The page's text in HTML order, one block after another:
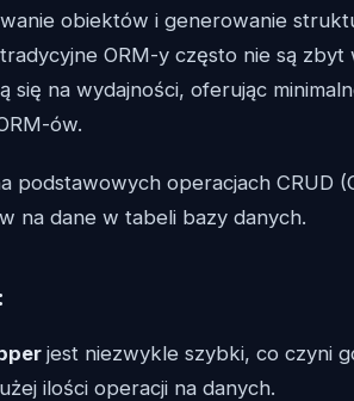
obiektów i generowanie
ORM-y często nie są
się na wydajności, oferując
ów.
podstawowych operacjach CRUD
na dane w tabeli bazy danych.
jest niezwykle szybki, co czyni
ilości operacji na danych.